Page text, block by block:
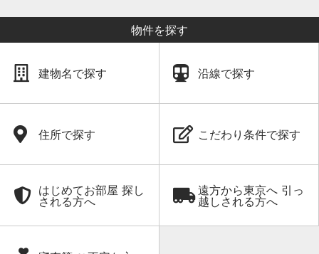
物件を探す
建物名で探す 沿線で探す
住所で探す こだわり条件で探す
はじめてお部屋 探し
される方へ
遠方から東京へ 引っ
越しされる方へ